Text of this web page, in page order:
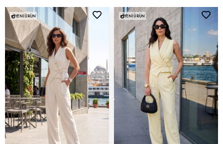
YENI ÜRÜN YENI ÜRÜN